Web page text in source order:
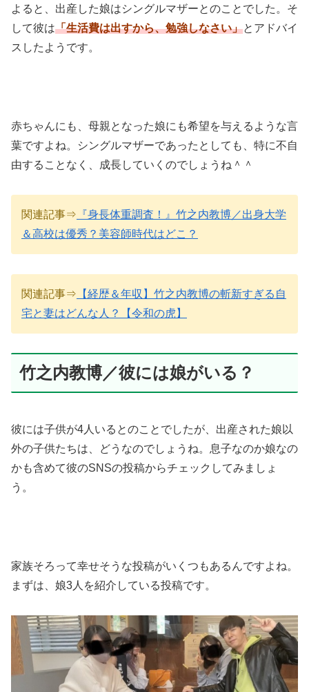
よると、出産した娘はシングルマザーとのことでした。そ
して彼は「生活費は出すから、勉強しなさい」とアドバイ
スしたようです。
赤ちゃんにも、母親となった娘にも希望を与えるような言
葉ですよね。シングルマザーであったとしても、特に不自
由することなく、成長していくのでしょうね＾＾
関連記事⇒ 『身長体重調査！』竹之内教博／出身大学
＆高校は優秀？美容師時代はどこ？
関連記事⇒ 【経歴＆年収】竹之内教博の斬新すぎる自
宅と妻はどんな人？【令和の虎】
竹之内教博／彼には娘がいる？
彼には子供が4人いるとのことでしたが、出産された娘以
外の子供たちは、どうなのでしょうね。息子なのか娘なの
かも含めて彼のSNSの投稿からチェックしてみましょ
う。
家族そろって幸せそうな投稿がいくつもあるんですよね。
まずは、娘3人を紹介している投稿です。